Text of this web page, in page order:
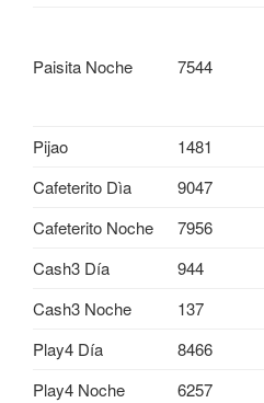
Paisita Noche 7544
Pijao
1481
Cafeterito Dìa
9047
Cafeterito Noche
7956
Cash3 Día
944
Cash3 Noche
137
Play4 Día
8466
Play4 Noche
6257